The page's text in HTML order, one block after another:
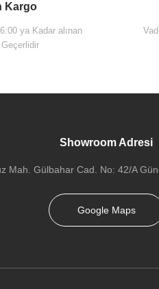
Kargo
ya Kadar alınan
Showroom Adresi
Mah. Gülbahar Cad. No: 42/A
Google Maps